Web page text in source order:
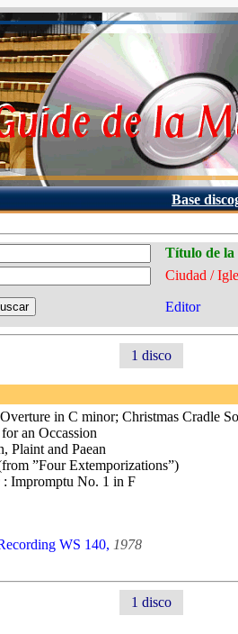
Base
Título de la
Ciudad /
Editor
1 disco
in C minor; Christmas Cradle
an Occassion
Plaint and Paean
”Four Extemporizations”)
: Impromptu No. 1 in F
WS 140, 1978
1 disco